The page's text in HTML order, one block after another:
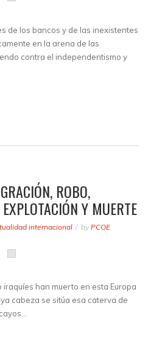
de los bancos y de las inexistentes
en la arena de las
contra el independentismo y
ROBO,
Y MUERTE
internacional by PCOE
han muerto en esta Europa
cabeza se sitúa esa caterva de